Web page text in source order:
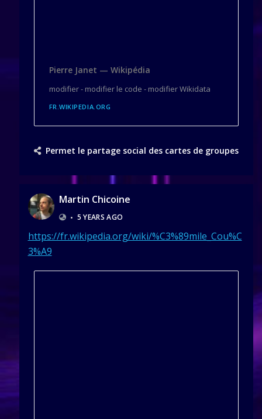
Pierre Janet — Wikipédia
modifier - modifier le code - modifier Wikidata
FR.WIKIPEDIA.ORG
Permet le partage social des cartes de groupes
Martin Chicoine
• 5 YEARS AGO
https://fr.wikipedia.org/wiki/%C3%89mile_Cou%C
3%A9